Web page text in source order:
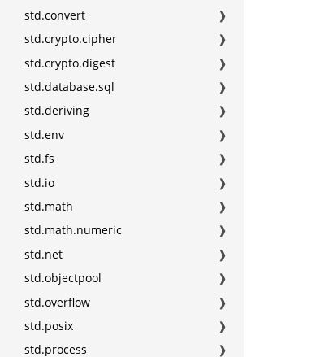
std.convert
❱
std.crypto.cipher
❱
std.crypto.digest
❱
std.database.sql
❱
std.deriving
❱
std.env
❱
std.fs
❱
std.io
❱
std.math
❱
std.math.numeric
❱
std.net
❱
std.objectpool
❱
std.overflow
❱
std.posix
❱
std.process
❱